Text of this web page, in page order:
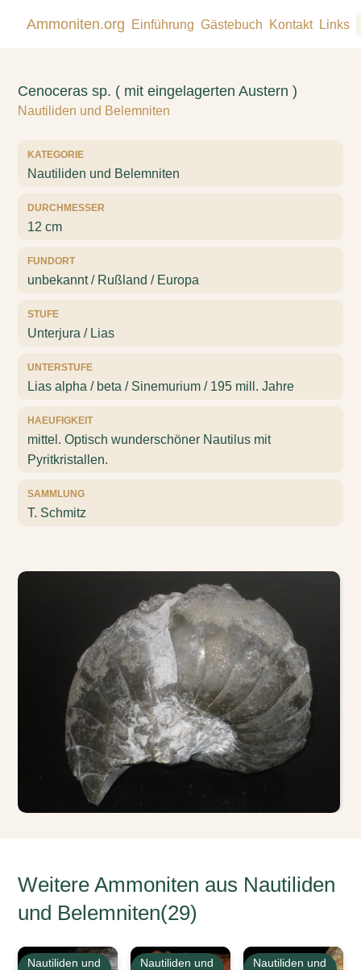
Ammoniten.org Einführung Gästebuch Kontakt Links
Cenoceras sp. ( mit eingelagerten Austern )
Nautiliden und Belemniten
KATEGORIE
Nautiliden und Belemniten
DURCHMESSER
12 cm
FUNDORT
unbekannt / Rußland / Europa
STUFE
Unterjura / Lias
UNTERSTUFE
Lias alpha / beta / Sinemurium / 195 mill. Jahre
HAEUFIGKEIT
mittel. Optisch wunderschöner Nautilus mit
Pyritkristallen.
SAMMLUNG
T. Schmitz
Weitere Ammoniten aus Nautiliden
und Belemniten(29)
Nautiliden und
Nautiliden und
Nautiliden und